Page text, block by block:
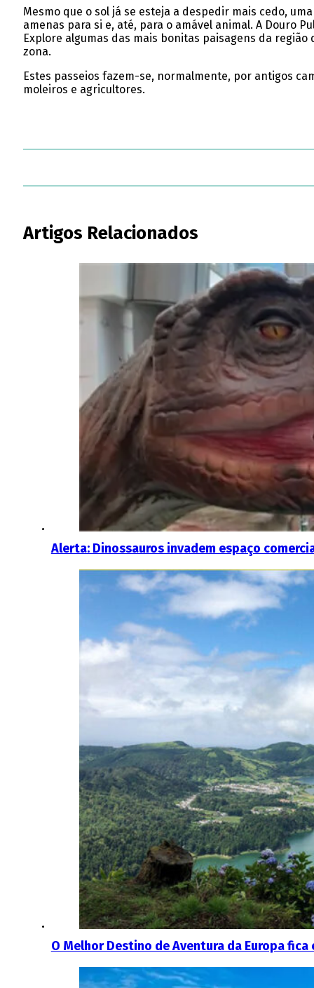
Mesmo que o sol já se esteja a despedir mais cedo,
amenas para si e, até, para o amável animal. A Douro
Explore algumas das mais bonitas paisagens da
zona.
Estes passeios fazem-se, normalmente, por antigos
moleiros e agricultores.
Artigos Relacionados
Alerta: Dinossauros invadem espaço
O Melhor Destino de Aventura da Europa fica